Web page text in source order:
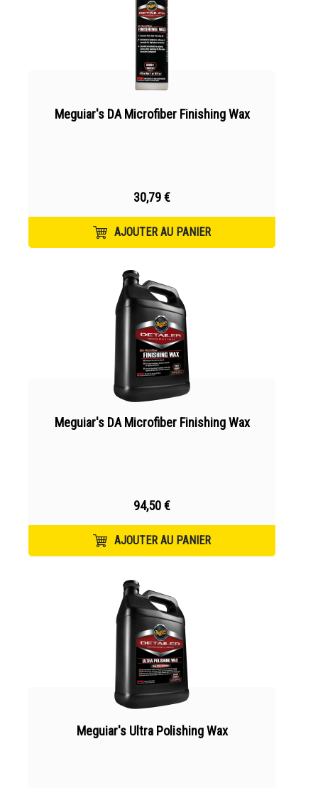
Meguiar's DA Microfiber Finishing Wax
30,79 €
AJOUTER AU PANIER
Meguiar's DA Microfiber Finishing Wax
94,50 €
AJOUTER AU PANIER
Meguiar's Ultra Polishing Wax